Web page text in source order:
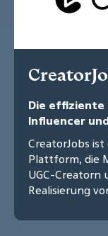
Die effiziente
Influencer
CreatorJobs
Plattform, die
UGC-
Realisierung